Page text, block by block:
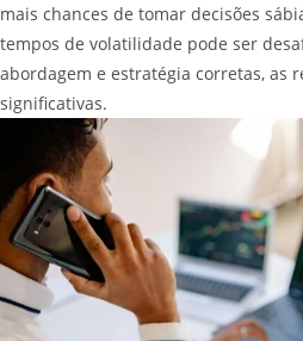
mais chances de tomar decisões
tempos de volatilidade pode ser
abordagem e estratégia corretas, as
significativas.